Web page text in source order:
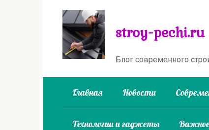
stroy-pechi.ru
Блог современного
Главная Новости
Технологии и гаджеты